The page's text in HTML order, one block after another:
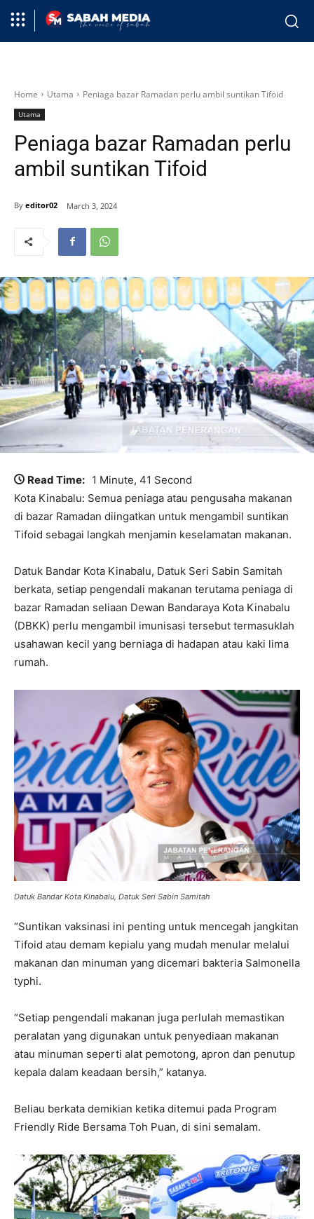
Home Utama Peniaga bazar Ramadan perlu ambil suntikan Tifoid
Utama
Peniaga bazar Ramadan perlu
ambil suntikan Tifoid
By editor02 March 3, 2024
Read Time: 1 Minute, 41 Second
Kota Kinabalu: Semua peniaga atau pengusaha makanan
di bazar Ramadan diingatkan untuk mengambil suntikan
Tifoid sebagai langkah menjamin keselamatan makanan.
Datuk Bandar Kota Kinabalu, Datuk Seri Sabin Samitah
berkata, setiap pengendali makanan terutama peniaga di
bazar Ramadan seliaan Dewan Bandaraya Kota Kinabalu
(DBKK) perlu mengambil imunisasi tersebut termasuklah
usahawan kecil yang berniaga di hadapan atau kaki lima
rumah.
Datuk Bandar Kota Kinabalu, Datuk Seri Sabin Samitah
“Suntikan vaksinasi ini penting untuk mencegah jangkitan
Tifoid atau demam kepialu yang mudah menular melalui
makanan dan minuman yang dicemari bakteria Salmonella
typhi.
“Setiap pengendali makanan juga perlulah memastikan
peralatan yang digunakan untuk penyediaan makanan
atau minuman seperti alat pemotong, apron dan penutup
kepala dalam keadaan bersih,” katanya.
Beliau berkata demikian ketika ditemui pada Program
Friendly Ride Bersama Toh Puan, di sini semalam.